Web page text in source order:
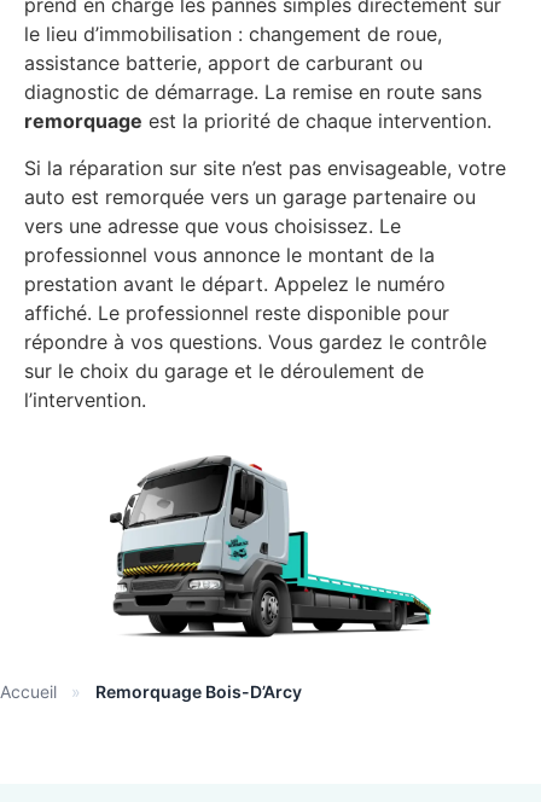
prend en charge les pannes simples directement sur
le lieu d’immobilisation : changement de roue,
assistance batterie, apport de carburant ou
diagnostic de démarrage. La remise en route sans
remorquage est la priorité de chaque intervention.
Si la réparation sur site n’est pas envisageable, votre
auto est remorquée vers un garage partenaire ou
vers une adresse que vous choisissez. Le
professionnel vous annonce le montant de la
prestation avant le départ. Appelez le numéro
affiché. Le professionnel reste disponible pour
répondre à vos questions. Vous gardez le contrôle
sur le choix du garage et le déroulement de
l’intervention.
Accueil » Remorquage Bois-D’Arcy